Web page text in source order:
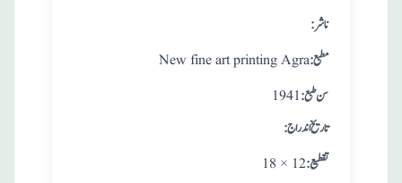
:ناشر
New fine art printing Agra:مطبع
1941 : سن طبع
: تاريخ اندراج
18 × 12 :تقطيع